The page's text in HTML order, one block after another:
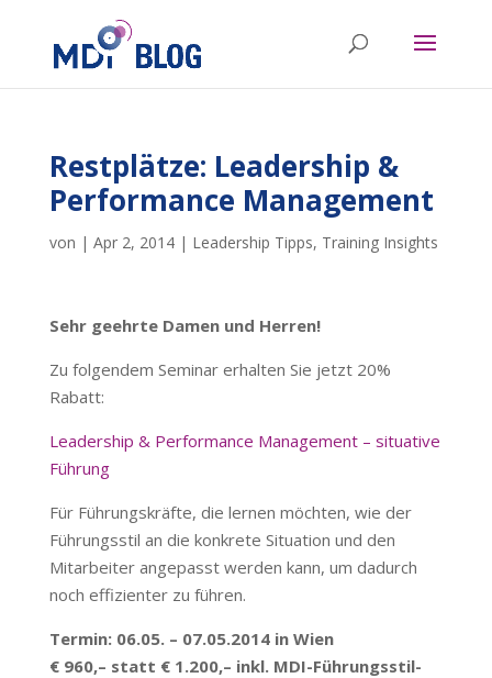
Restplätze: Leadership &
Performance Management
von | Apr 2, 2014| Leadership Tipps, Training Insights
Sehr geehrte Damen und Herren!
Zu folgendem Seminar erhalten Sie jetzt 20%
Rabatt:
Leadership & Performance Management – situative
Führung
Für Führungskräfte, die lernen möchten, wie der
Führungsstil an die konkrete Situation und den
Mitarbeiter angepasst werden kann, um dadurch
noch effizienter zu führen.
Termin: 06.05. – 07.05.2014 in Wien
€ 960,– statt € 1.200,– inkl. MDI-Führungsstil-